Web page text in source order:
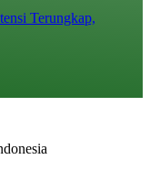
Terungkap,